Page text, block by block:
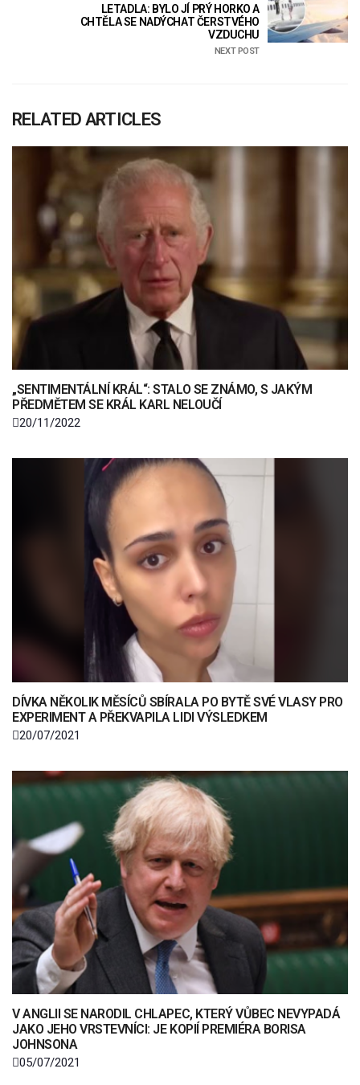
LETADLA: BYLO JÍ PRÝ HORKO A
CHTĚLA SE NADÝCHAT ČERSTVÉHO
VZDUCHU
NEXT POST
RELATED ARTICLES
„SENTIMENTÁLNÍ KRÁL“: STALO SE ZNÁMO, S JAKÝM
PŘEDMĚTEM SE KRÁL KARL NELOUČÍ
20/11/2022
DÍVKA NĚKOLIK MĚSÍCŮ SBÍRALA PO BYTĚ SVÉ VLASY PRO
EXPERIMENT A PŘEKVAPILA LIDI VÝSLEDKEM
20/07/2021
V ANGLII SE NARODIL CHLAPEC, KTERÝ VŮBEC NEVYPADÁ
JAKO JEHO VRSTEVNÍCI: JE KOPIÍ PREMIÉRA BORISA
JOHNSONA
05/07/2021